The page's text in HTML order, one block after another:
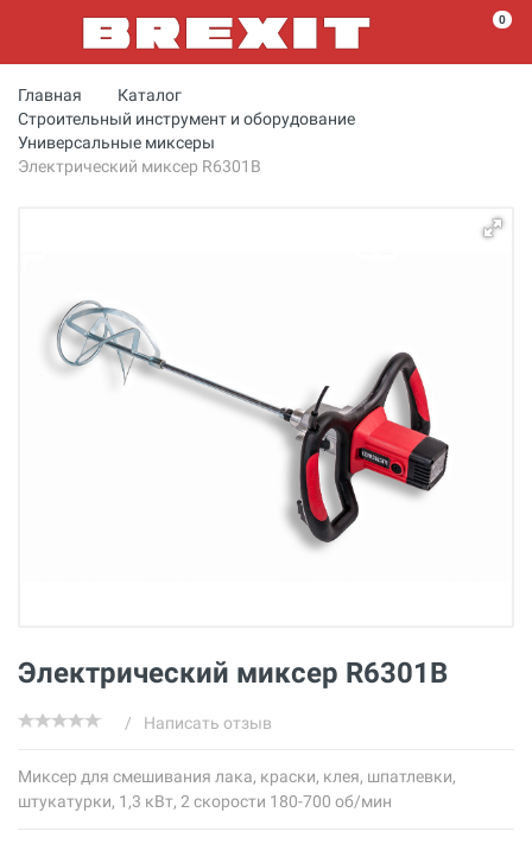
0
Главная
Каталог
Строительный инструмент и оборудование
Универсальные миксеры
Электрический миксер R6301B
Электрический миксер R6301B
/ Написать отзыв
Миксер для смешивания лака, краски, клея, шпатлевки,
штукатурки, 1,3 кВт, 2 скорости 180-700 об/мин